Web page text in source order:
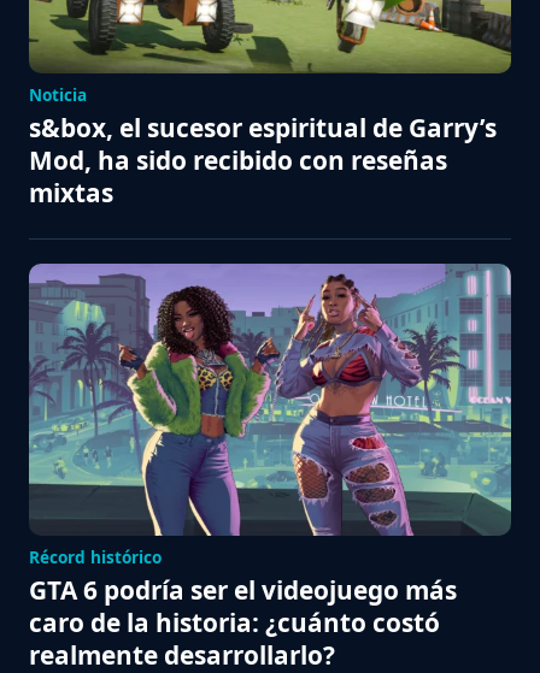
Noticia
s&box, el sucesor espiritual de Garry’s
Mod, ha sido recibido con reseñas
mixtas
Récord histórico
GTA 6 podría ser el videojuego más
caro de la historia: ¿cuánto costó
realmente desarrollarlo?